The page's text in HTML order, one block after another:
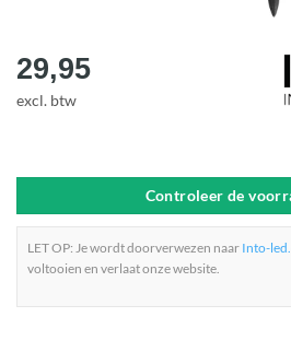
29,95
excl. btw
Controleer de
LET OP: Je wordt doorverwezen naar Into-
voltooien en verlaat onze website.